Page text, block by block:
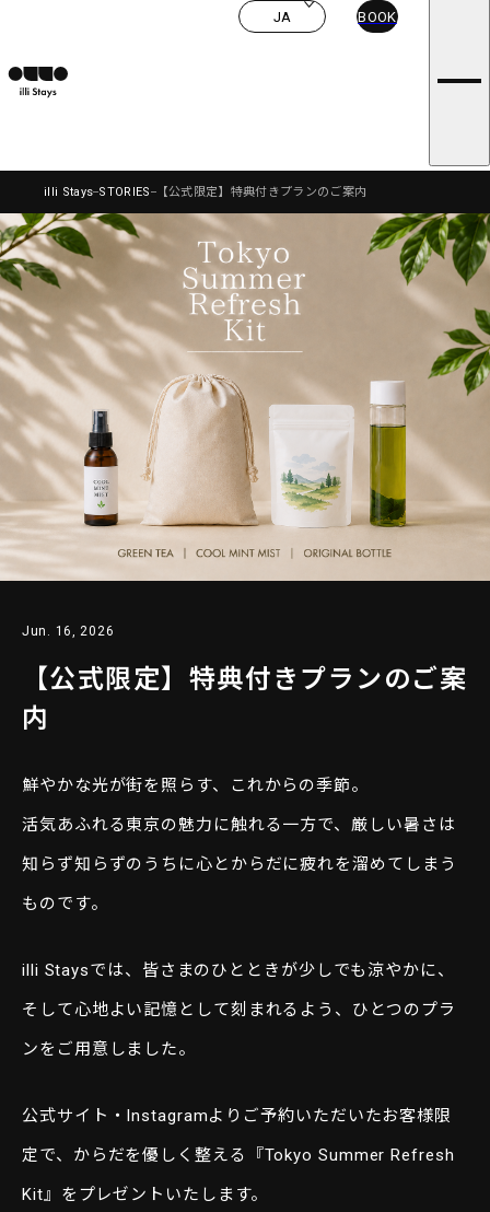
JA BOOK
FAQ
PRIVACY POLICY
illi Stays STORIES 【公式限定】特典付きプランのご案内
Jun. 16, 2026
【公式限定】特典付きプランのご案
内
鮮やかな光が街を照らす、これからの季節。
活気あふれる東京の魅力に触れる一方で、厳しい暑さは
知らず知らずのうちに心とからだに疲れを溜めてしまう
ものです。
illi Staysでは、皆さまのひとときが少しでも涼やかに、
そして心地よい記憶として刻まれるよう、ひとつのプラ
ンをご用意しました。
公式サイト・Instagramよりご予約いただいたお客様限
定で、からだを優しく整える『Tokyo Summer Refresh
Kit』をプレゼントいたします。